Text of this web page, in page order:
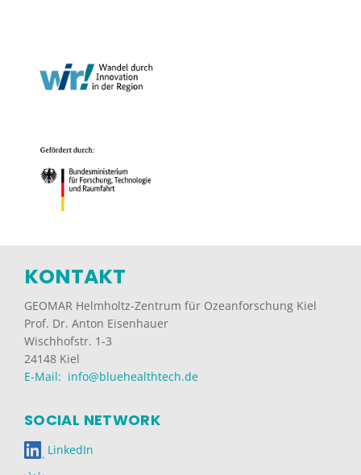
KONTAKT
GEOMAR Helmholtz-Zentrum für Ozeanforschung Kiel
Prof. Dr. Anton Eisenhauer
Wischhofstr. 1-3
24148 Kiel
E-Mail: info@bluehealthtech.de
SOCIAL NETWORK
LinkedIn